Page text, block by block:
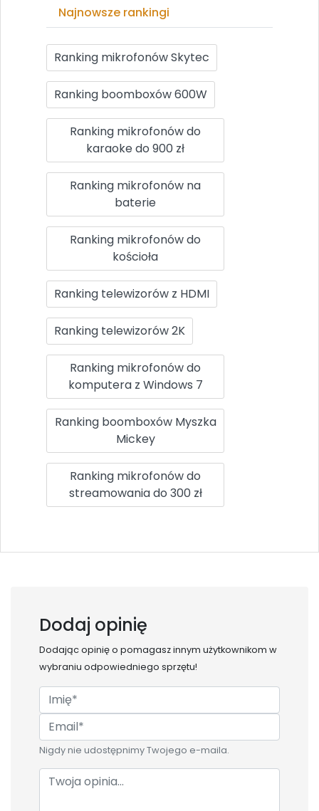
Najnowsze rankingi
Ranking mikrofonów Skytec
Ranking boomboxów 600W
Ranking mikrofonów do
karaoke do 900 zł
Ranking mikrofonów na
baterie
Ranking mikrofonów do
kościoła
Ranking telewizorów z HDMI
Ranking telewizorów 2K
Ranking mikrofonów do
komputera z Windows 7
Ranking boomboxów Myszka
Mickey
Ranking mikrofonów do
streamowania do 300 zł
Dodaj opinię
Dodając opinię o pomagasz innym użytkownikom w
wybraniu odpowiedniego sprzętu!
Nigdy nie udostępnimy Twojego e-maila.